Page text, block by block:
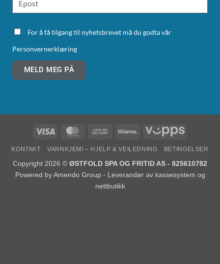
For å få tilgang til nyhetsbrevet må du godta vår
Personvernerklæring
MELD MEG PÅ
KONTAKT VANNKJEMI – HJELP & VEILEDNING BETINGELSER
Copyright 2026 © ØSTFOLD SPA OG FRITID AS - 825610782
Powered byAmendo Group - Leverandør av kassesystem og
nettbutikk